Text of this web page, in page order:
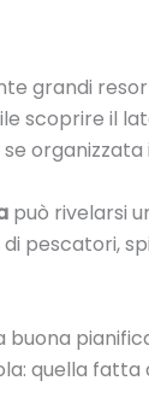
grandi
scoprire il
organizzata
può rivelarsi
pescatori,
quella fatta